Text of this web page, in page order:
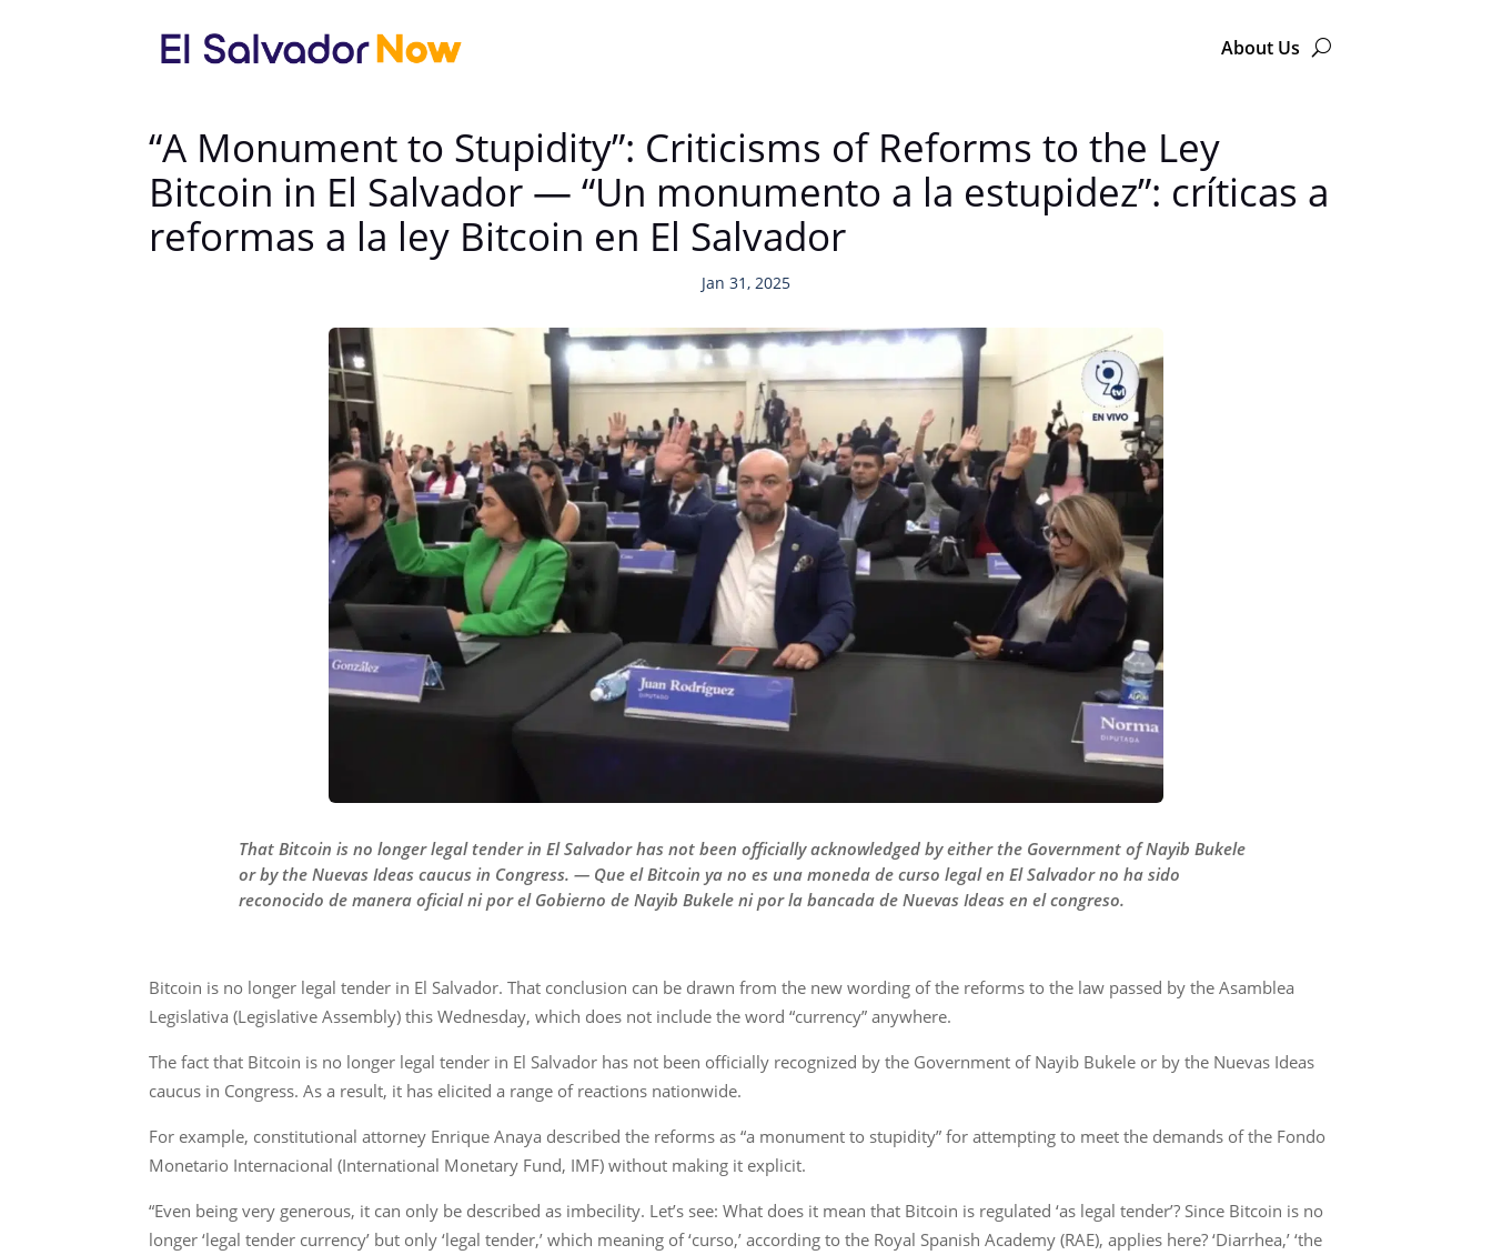
About Us
“A Monument to Stupidity”: Criticisms of Reforms to the Ley
Bitcoin in El Salvador — “Un monumento a la estupidez”: críticas a
reformas a la ley Bitcoin en El Salvador
Jan 31, 2025
That Bitcoin is no longer legal tender in El Salvador has not been officially acknowledged by either the Government of Nayib Bukele
or by the Nuevas Ideas caucus in Congress. — Que el Bitcoin ya no es una moneda de curso legal en El Salvador no ha sido
reconocido de manera oficial ni por el Gobierno de Nayib Bukele ni por la bancada de Nuevas Ideas en el congreso.
Bitcoin is no longer legal tender in El Salvador. That conclusion can be drawn from the new wording of the reforms to the law passed by the Asamblea
Legislativa (Legislative Assembly) this Wednesday, which does not include the word “currency” anywhere.
The fact that Bitcoin is no longer legal tender in El Salvador has not been officially recognized by the Government of Nayib Bukele or by the Nuevas Ideas
caucus in Congress. As a result, it has elicited a range of reactions nationwide.
For example, constitutional attorney Enrique Anaya described the reforms as “a monument to stupidity” for attempting to meet the demands of the Fondo
Monetario Internacional (International Monetary Fund, IMF) without making it explicit.
“Even being very generous, it can only be described as imbecility. Let’s see: What does it mean that Bitcoin is regulated ‘as legal tender’? Since Bitcoin is no
longer ‘legal tender currency’ but only ‘legal tender,’ which meaning of ‘curso,’ according to the Royal Spanish Academy (RAE), applies here? ‘Diarrhea,’ ‘the